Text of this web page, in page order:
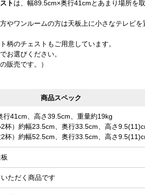
トは、幅89.5cm×奥行41cmとあまり場所を
やワンルームの方は天板上に小さなテレビ
柄のチェストもご用意しています。
お選びください。
販売です。）
商品スペック
行41cm、高さ39.5cm、重量約19kg
杯）約幅23.5cm、奥行33.5cm、高さ
、奥行33.5cm、高さ
ただく商品です